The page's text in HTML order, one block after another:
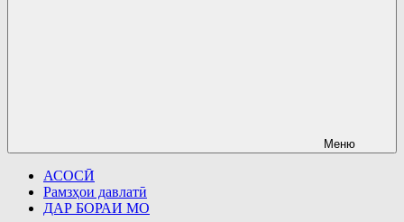
Меню
АСОСӢ
Рамзҳои давлатӣ
ДАР БОРАИ МО